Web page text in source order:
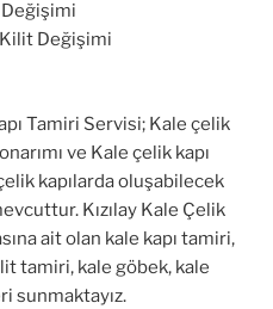
Değişimi
Kilit Değişimi
Tamiri Servisi; Kale çelik
ve Kale çelik kapı
kapılarda oluşabilecek
Kızılay Kale Çelik
ait olan kale kapı tamiri,
tamiri, kale göbek, kale
sunmaktayız.